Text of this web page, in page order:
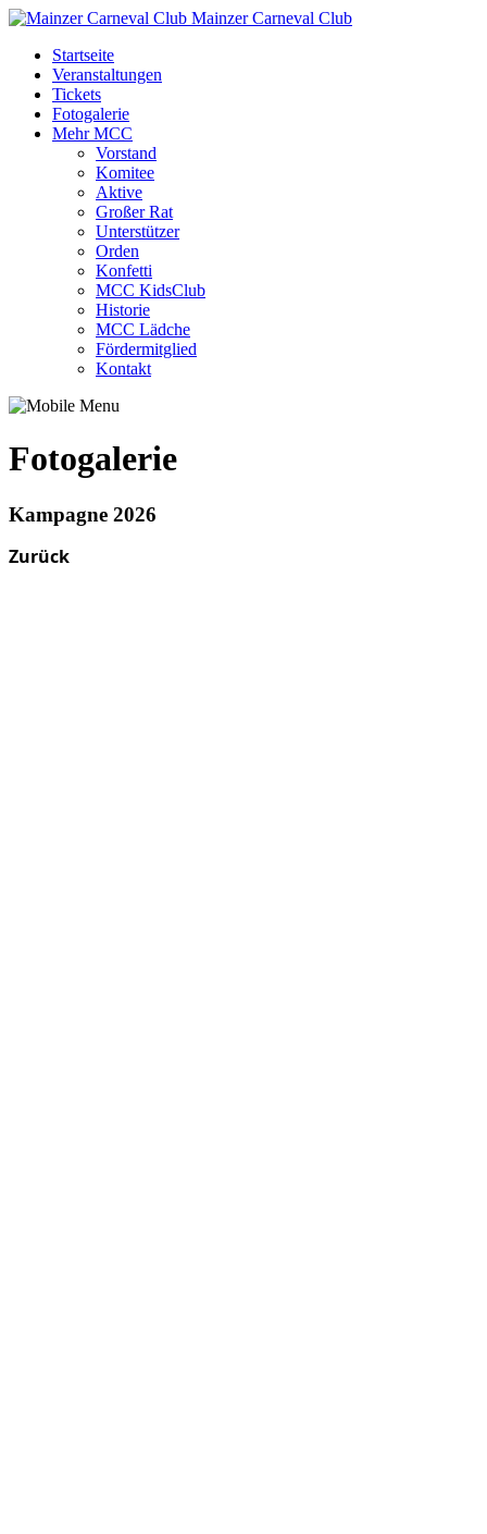
Mainzer Carneval Club
Startseite
Veranstaltungen
Tickets
Fotogalerie
Mehr MCC
Vorstand
Komitee
Aktive
Großer Rat
Unterstützer
Orden
Konfetti
MCC KidsClub
Historie
MCC Lädche
Fördermitglied
Kontakt
Fotogalerie
Kampagne 2026
Zurück